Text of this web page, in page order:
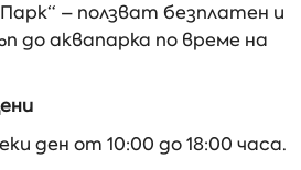
– ползват безплатен и
до аквапарка по време на
ден от 10:00 до 18:00 часа.